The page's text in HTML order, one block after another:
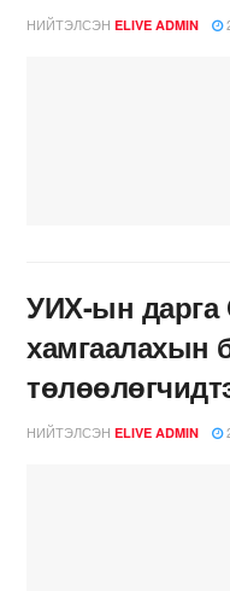
НИЙТЭЛСЭН ELIVE ADMIN
УИХ-ын дарга
хамгаалахын
НИЙТЭЛСЭН ELIVE ADMIN